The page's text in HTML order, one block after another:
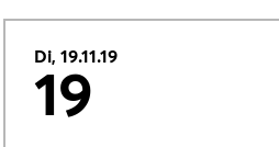
Di, 19.11.19
19